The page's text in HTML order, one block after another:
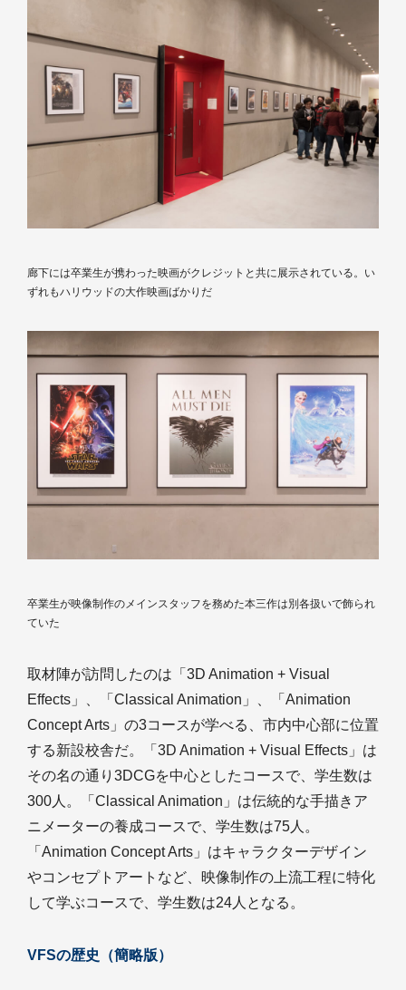
廊下には卒業生が携わった映画がクレジットと共に展示されている。い
ずれもハリウッドの大作映画ばかりだ
卒業生が映像制作のメインスタッフを務めた本三作は別各扱いで飾られ
ていた
取材陣が訪問したのは「3D Animation + Visual
Effects」、「Classical Animation」、「Animation
Concept Arts」の3コースが学べる、市内中心部に位置
する新設校舎だ。「3D Animation + Visual Effects」は
その名の通り3DCGを中心としたコースで、学生数は
300人。「Classical Animation」は伝統的な手描きア
ニメーターの養成コースで、学生数は75人。
「Animation Concept Arts」はキャラクターデザイン
やコンセプトアートなど、映像制作の上流工程に特化
して学ぶコースで、学生数は24人となる。
VFSの歴史（簡略版）